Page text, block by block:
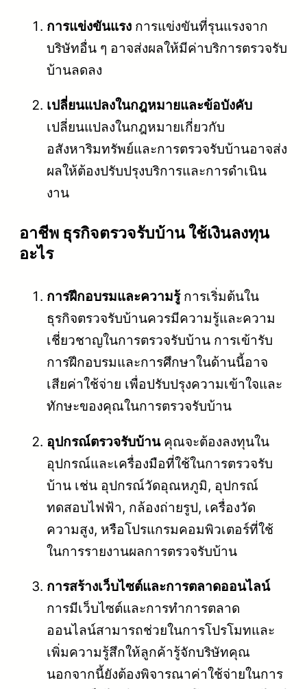
การแข่งขันแรง การแข่งขันที่รุนแรงจาก
บริษัทอื่น ๆ อาจส่งผลให้มีค่าบริการตรวจรับ
บ้านลดลง
เปลี่ยนแปลงในกฎหมายและข้อบังคับ
เปลี่ยนแปลงในกฎหมายเกี่ยวกับ
อสังหาริมทรัพย์และการตรวจรับบ้านอาจส่ง
ผลให้ต้องปรับปรุงบริการและการดำเนิน
งาน
อาชีพ ธุรกิจตรวจรับบ้าน ใช้เงินลงทุน
อะไร
การฝึกอบรมและความรู้การเริ่มต้นใน
ธุรกิจตรวจรับบ้านควรมีความรู้และความ
เชี่ยวชาญในการตรวจรับบ้าน การเข้ารับ
การฝึกอบรมและการศึกษาในด้านนี้อาจ
เสียค่าใช้จ่าย เพื่อปรับปรุงความเข้าใจและ
ทักษะของคุณในการตรวจรับบ้าน
อุปกรณ์ตรวจรับบ้านคุณจะต้องลงทุนใน
อุปกรณ์และเครื่องมือที่ใช้ในการตรวจรับ
บ้าน เช่น อุปกรณ์วัดอุณหภูมิ, อุปกรณ์
ทดสอบไฟฟ้า, กล้องถ่ายรูป, เครื่องวัด
ความสูง, หรือโปรแกรมคอมพิวเตอร์ที่ใช้
ในการรายงานผลการตรวจรับบ้าน
การสร้างเว็บไซต์และการตลาดออนไลน์
การมีเว็บไซต์และการทำการตลาด
ออนไลน์สามารถช่วยในการโปรโมทและ
เพิ่มความรู้สึกให้ลูกค้ารู้จักบริษัทคุณ
นอกจากนี้ยังต้องพิจารณาค่าใช้จ่ายในการ